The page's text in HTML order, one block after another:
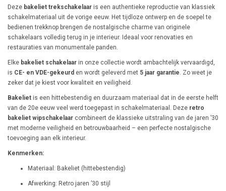
Deze bakeliet trekschakelaar is een authentieke reproductie van klassiek
schakelmateriaal uit de vorige eeuw. Het tijdloze ontwerp en de soepel te
bedienen trekknop brengen de nostalgische charme van originele
schakelaars volledig terug in je interieur. Ideaal voor renovaties en
restauraties van monumentale panden.
Elke bakeliet schakelaar in onze collectie wordt ambachtelijk vervaardigd,
is CE- en VDE-gekeurd en wordt geleverd met 5 jaar garantie. Zo weet je
zeker dat je kiest voor kwaliteit en veiligheid.
Bakeliet is een hittebestendig en duurzaam materiaal dat in de eerste helft
van de 20e eeuw veel werd toegepast in schakelmateriaal. Deze retro
bakeliet wipschakelaar combineert de klassieke uitstraling van de jaren ’30
met moderne veiligheid en betrouwbaarheid – een perfecte nostalgische
toevoeging aan elk interieur.
Kenmerken:
Materiaal: Bakeliet (hittebestendig)
Afwerking: Retro jaren ’30 stijl